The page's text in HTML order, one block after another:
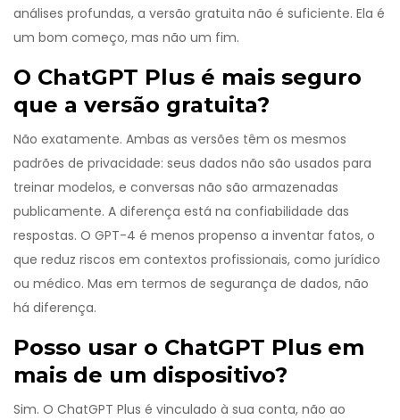
análises profundas, a versão gratuita não é suficiente. Ela é
um bom começo, mas não um fim.
O ChatGPT Plus é mais seguro
que a versão gratuita?
Não exatamente. Ambas as versões têm os mesmos
padrões de privacidade: seus dados não são usados para
treinar modelos, e conversas não são armazenadas
publicamente. A diferença está na confiabilidade das
respostas. O GPT-4 é menos propenso a inventar fatos, o
que reduz riscos em contextos profissionais, como jurídico
ou médico. Mas em termos de segurança de dados, não
há diferença.
Posso usar o ChatGPT Plus em
mais de um dispositivo?
Sim. O ChatGPT Plus é vinculado à sua conta, não ao